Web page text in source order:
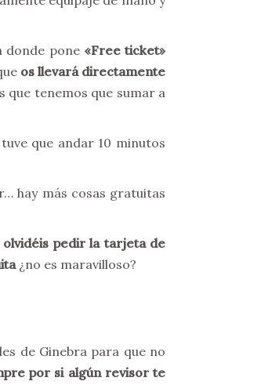
donde pone «Free ticket»
os llevará directamente
que tenemos que sumar a
que andar 10 minutos
hay más cosas gratuitas
olvidéis pedir la tarjeta de
¿no es maravilloso?
de Ginebra para que no
por si algún revisor te